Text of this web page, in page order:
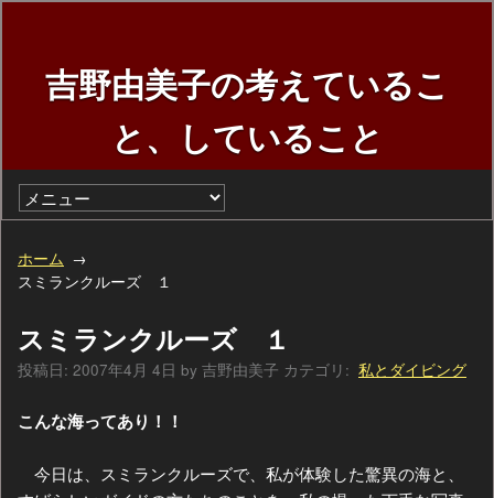
吉野由美子の考えているこ
と、していること
ホーム
スミランクルーズ １
スミランクルーズ １
投稿日: 2007年4月 4日 by 吉野由美子 カテゴリ: 私とダイビング
こんな海ってあり！！
今日は、スミランクルーズで、私が体験した驚異の海と、